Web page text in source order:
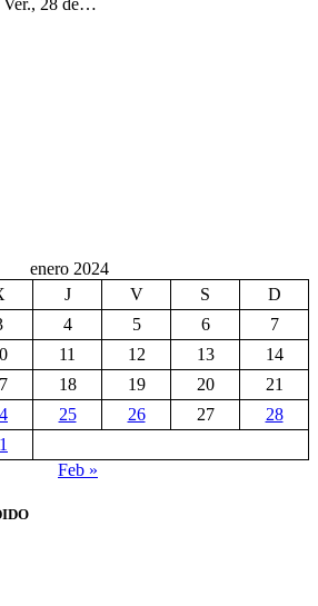
28 de…
enero 2024
J V S
D
4 5 6
7
11 12 13
14
18 19 20
21
25 26 27
28
Feb »